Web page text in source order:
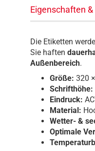
Eigenschaften
Die Etiketten
Sie haften
Außenbereich.
Größe: 320
Schrifthöhe:
Eindruck:
Material:
Wetter- &
Optimale